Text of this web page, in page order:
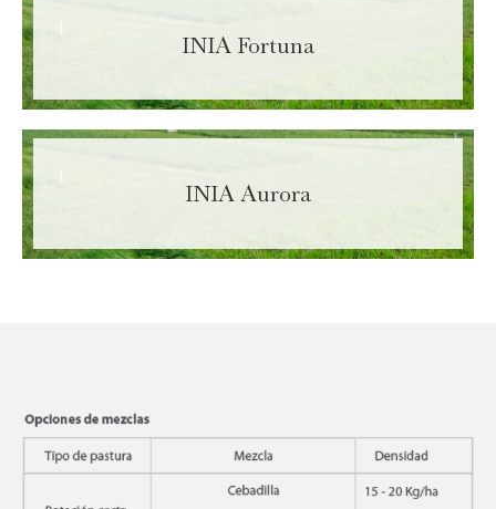
INIA Fortuna
INIA Aurora
Activity